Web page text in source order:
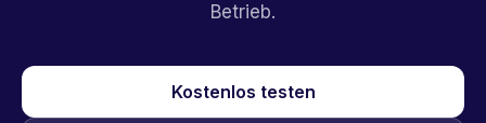
Betrieb.
Kostenlos testen